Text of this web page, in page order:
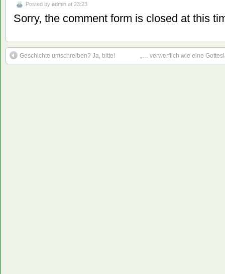
Posted by admin at 23:23
Sorry, the comment form is closed at this
Geschichte umschreiben? Ja, bitte! „… verwerflich wie eine